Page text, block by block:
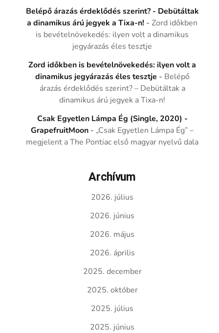
Belépő árazás érdeklődés szerint? - Debütáltak
a dinamikus árú jegyek a Tixa-n! -Zord időkben
is bevételnövekedés: ilyen volt a dinamikus
jegyárazás éles tesztje
Zord időkben is bevételnövekedés: ilyen volt a
dinamikus jegyárazás éles tesztje - Belépő
árazás érdeklődés szerint? – Debütáltak a
dinamikus árú jegyek a Tixa-n!
Csak Egyetlen Lámpa Ég (Single, 2020) -
GrapefruitMoon - „Csak Egyetlen Lámpa Ég” –
megjelent a The Pontiac első magyar nyelvű dala
Archívum
2026. július
2026. június
2026. május
2026. április
2025. december
2025. október
2025. július
2025. június